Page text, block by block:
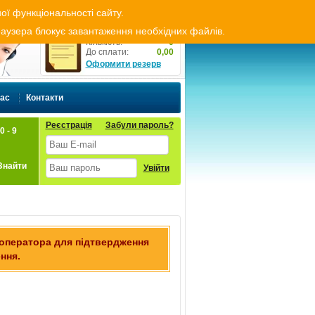
резерв Оплата і доставка
функціональності сайту.
блокує завантаження необхідних файлів.
Резерв товару
Кількість:
0
До сплати:
0,00
Оформити резерв
Контакти
0 - 9
Реєстрація Забули пароль?
Увійти
для підтвердження